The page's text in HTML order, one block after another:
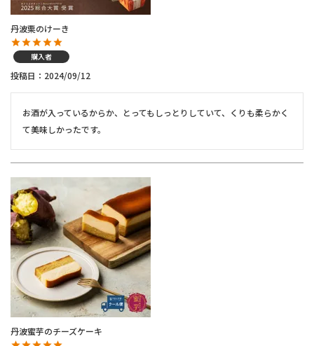
丹波栗のけーき
購入者
投稿日 2024/09/12
お酒が入っているからか、とってもしっとりしていて、くりも柔らかく
て美味しかったです。
丹波蜜芋のチーズケーキ